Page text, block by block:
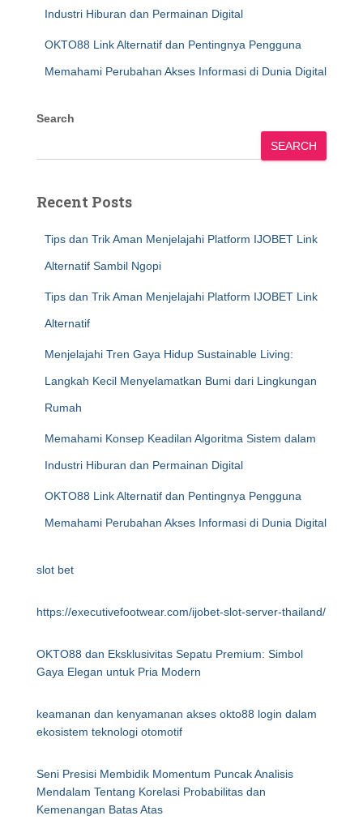
Industri Hiburan dan Permainan Digital
OKTO88 Link Alternatif dan Pentingnya Pengguna
Memahami Perubahan Akses Informasi di Dunia Digital
Search
SEARCH
Recent Posts
Tips dan Trik Aman Menjelajahi Platform IJOBET Link
Alternatif Sambil Ngopi
Tips dan Trik Aman Menjelajahi Platform IJOBET Link
Alternatif
Menjelajahi Tren Gaya Hidup Sustainable Living:
Langkah Kecil Menyelamatkan Bumi dari Lingkungan
Rumah
Memahami Konsep Keadilan Algoritma Sistem dalam
Industri Hiburan dan Permainan Digital
OKTO88 Link Alternatif dan Pentingnya Pengguna
Memahami Perubahan Akses Informasi di Dunia Digital
slot bet
https://executivefootwear.com/ijobet-slot-server-thailand/
OKTO88 dan Eksklusivitas Sepatu Premium: Simbol
Gaya Elegan untuk Pria Modern
keamanan dan kenyamanan akses okto88 login dalam
ekosistem teknologi otomotif
Seni Presisi Membidik Momentum Puncak Analisis
Mendalam Tentang Korelasi Probabilitas dan
Kemenangan Batas Atas